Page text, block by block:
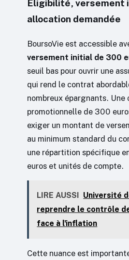
Éligibilité, versement
allocation demandée
BoursoVie est accessible
versement initial de 300
seuil bas pour ouvrir une
qui rend le contrat
nombreux épargnants. Une
promotionnelle de 300
exiger un montant de
au minimum standard du
une répartition spécifique
euros et unités de compte.
LIRE AUSSI
Université
reprendre le contrôle
face à l'inflation
Cette nuance est